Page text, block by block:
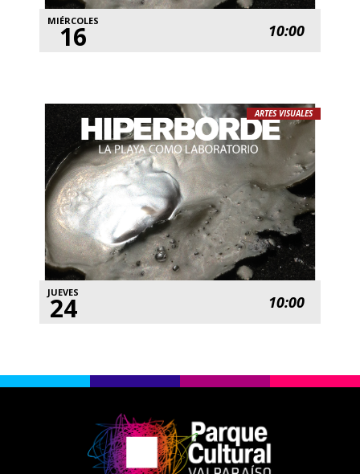
MIÉRCOLES
16 10:00
ARTES VISUALES
JUEVES
24 10:00